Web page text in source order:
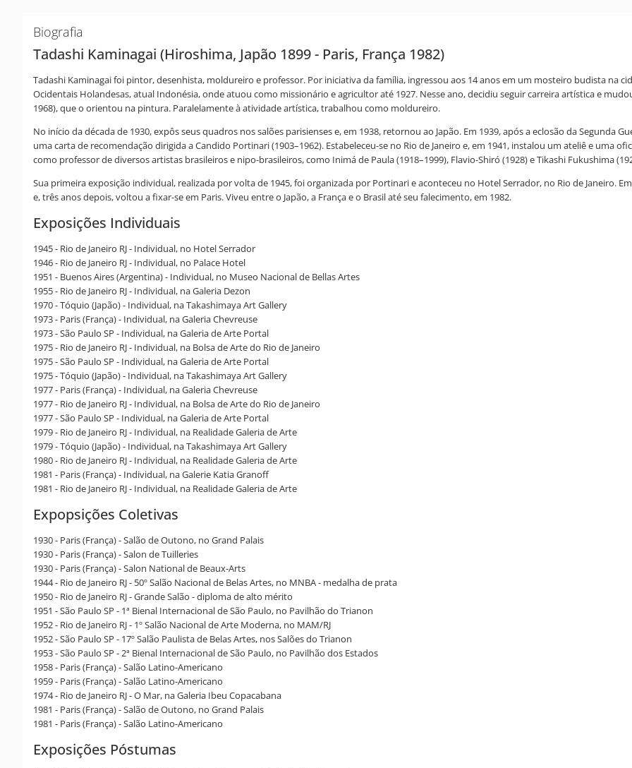
Biografia
Tadashi Kaminagai (Hiroshima, Japão 1899 - Paris, França 1982)
Tadashi Kaminagai foi pintor, desenhista, moldureiro e professor. Por iniciativa da família, ingressou aos 14 anos em um mosteiro budista na
Ocidentais Holandesas, atual Indonésia, onde atuou como missionário e agricultor até 1927. Nesse ano, decidiu seguir carreira artística e
1968), que o orientou na pintura. Paralelamente à atividade artística, trabalhou como moldureiro.
No início da década de 1930, expôs seus quadros nos salões parisienses e, em 1938, retornou ao Japão. Em 1939, após a eclosão da Segunda
uma carta de recomendação dirigida a Candido Portinari (1903–1962). Estabeleceu-se no Rio de Janeiro e, em 1941, instalou um ateliê e uma
como professor de diversos artistas brasileiros e nipo-brasileiros, como Inimá de Paula (1918–1999), Flavio-Shiró (1928) e Tikashi Fukushima
Sua primeira exposição individual, realizada por volta de 1945, foi organizada por Portinari e aconteceu no Hotel Serrador, no Rio de Janeiro.
e, três anos depois, voltou a fixar-se em Paris. Viveu entre o Japão, a França e o Brasil até seu falecimento, em 1982.
Exposições Individuais
1945 - Rio de Janeiro RJ - Individual, no Hotel Serrador
1946 - Rio de Janeiro RJ - Individual, no Palace Hotel
1951 - Buenos Aires (Argentina) - Individual, no Museo Nacional de Bellas Artes
1955 - Rio de Janeiro RJ - Individual, na Galeria Dezon
1970 - Tóquio (Japão) - Individual, na Takashimaya Art Gallery
1973 - Paris (França) - Individual, na Galeria Chevreuse
1973 - São Paulo SP - Individual, na Galeria de Arte Portal
1975 - Rio de Janeiro RJ - Individual, na Bolsa de Arte do Rio de Janeiro
1975 - São Paulo SP - Individual, na Galeria de Arte Portal
1975 - Tóquio (Japão) - Individual, na Takashimaya Art Gallery
1977 - Paris (França) - Individual, na Galeria Chevreuse
1977 - Rio de Janeiro RJ - Individual, na Bolsa de Arte do Rio de Janeiro
1977 - São Paulo SP - Individual, na Galeria de Arte Portal
1979 - Rio de Janeiro RJ - Individual, na Realidade Galeria de Arte
1979 - Tóquio (Japão) - Individual, na Takashimaya Art Gallery
1980 - Rio de Janeiro RJ - Individual, na Realidade Galeria de Arte
1981 - Paris (França) - Individual, na Galerie Katia Granoff
1981 - Rio de Janeiro RJ - Individual, na Realidade Galeria de Arte
Expopsições Coletivas
1930 - Paris (França) - Salão de Outono, no Grand Palais
1930 - Paris (França) - Salon de Tuilleries
1930 - Paris (França) - Salon National de Beaux-Arts
1944 - Rio de Janeiro RJ - 50º Salão Nacional de Belas Artes, no MNBA - medalha de prata
1950 - Rio de Janeiro RJ - Grande Salão - diploma de alto mérito
1951 - São Paulo SP - 1ª Bienal Internacional de São Paulo, no Pavilhão do Trianon
1952 - Rio de Janeiro RJ - 1º Salão Nacional de Arte Moderna, no MAM/RJ
1952 - São Paulo SP - 17º Salão Paulista de Belas Artes, nos Salões do Trianon
1953 - São Paulo SP - 2ª Bienal Internacional de São Paulo, no Pavilhão dos Estados
1958 - Paris (França) - Salão Latino-Americano
1959 - Paris (França) - Salão Latino-Americano
1974 - Rio de Janeiro RJ - O Mar, na Galeria Ibeu Copacabana
1981 - Paris (França) - Salão de Outono, no Grand Palais
1981 - Paris (França) - Salão Latino-Americano
Exposições Póstumas